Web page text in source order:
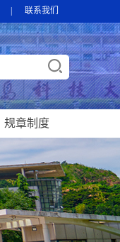
联系我们
规章制度